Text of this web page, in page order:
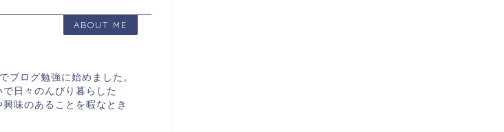
ABOUT ME
ブログ勉強に始めました。
日々のんびり暮らした
味のあることを暇なとき